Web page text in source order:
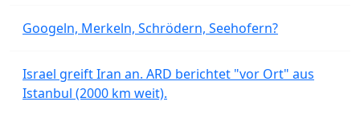
Googeln, Merkeln, Schrödern, Seehofern?
Israel greift Iran an. ARD berichtet "vor Ort" aus
Istanbul (2000 km weit).